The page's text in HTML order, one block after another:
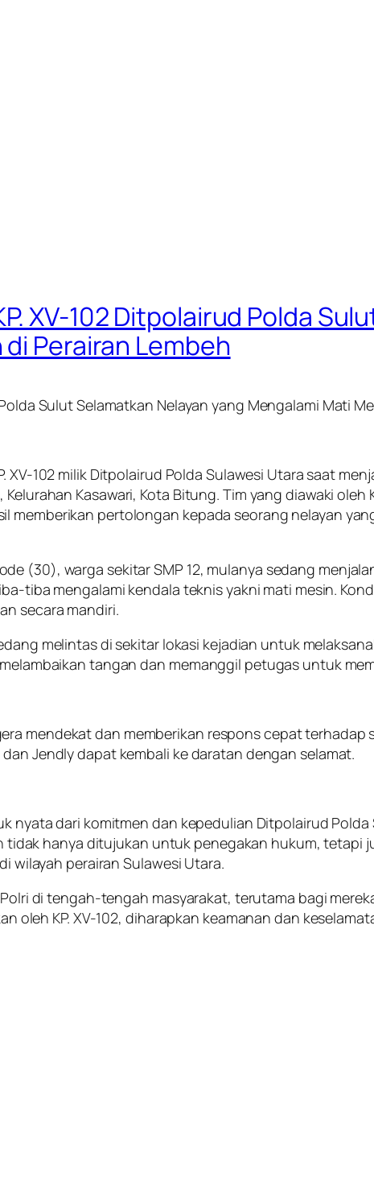
XV-102 Ditpolairud Polda
Perairan Lembeh
Sulut Selamatkan Nelayan yang Mengalami Mati
XV-102 milik Ditpolairud Polda Sulawesi Utara saat
Kasawari, Kota Bitung. Tim yang diawaki oleh
memberikan pertolongan kepada seorang nelayan
(30), warga sekitar SMP 12, mulanya sedang
tiba mengalami kendala teknis yakni mati mesin.
secara mandiri.
melintas di sekitar lokasi kejadian untuk
tangan dan memanggil petugas untuk
mendekat dan memberikan respons cepat
Jendly dapat kembali ke daratan dengan selamat.
nyata dari komitmen dan kepedulian Ditpolairud
tidak hanya ditujukan untuk penegakan hukum, tetapi
wilayah perairan Sulawesi Utara.
di tengah-tengah masyarakat, terutama bagi
oleh KP. XV-102, diharapkan keamanan dan